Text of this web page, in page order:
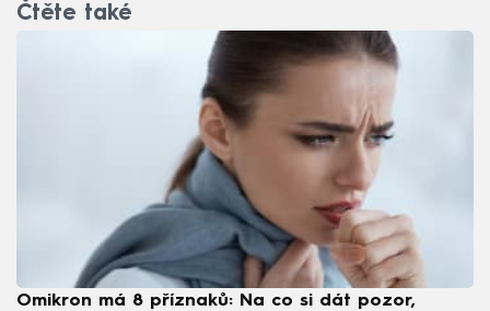
Čtěte také
Omikron má 8 příznaků: Na co si dát pozor,